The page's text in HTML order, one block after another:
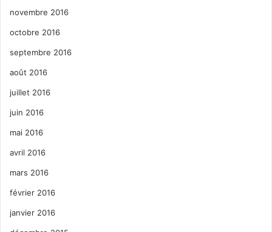
novembre 2016
octobre 2016
septembre 2016
août 2016
juillet 2016
juin 2016
mai 2016
avril 2016
mars 2016
février 2016
janvier 2016